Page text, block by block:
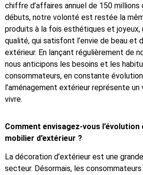
chiffre d’affaires annuel de 150 millions
débuts, notre volonté est restée la
produits à la fois esthétiques et
qualité, qui satisfont l’envie de beau et
extérieur. En lançant régulièrement de
nous anticipons les besoins et les
consommateurs, en constante évolution.
l’aménagement extérieur représente
vivre.
Comment envisagez-vous l’évolution
mobilier d’extérieur ?
La décoration d’extérieur est une
secteur. Désormais, les